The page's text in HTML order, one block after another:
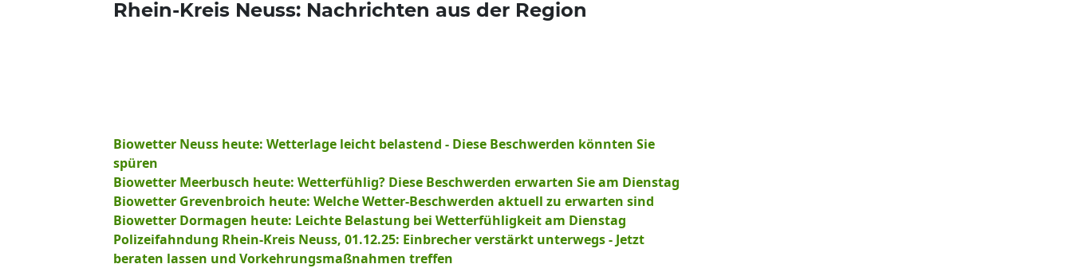
Rhein-Kreis Neuss: Nachrichten aus der Region
Biowetter Neuss heute: Wetterlage leicht belastend - Diese Beschwerden könnten Sie
spüren
Biowetter Meerbusch heute: Wetterfühlig? Diese Beschwerden erwarten Sie am Dienstag
Biowetter Grevenbroich heute: Welche Wetter-Beschwerden aktuell zu erwarten sind
Biowetter Dormagen heute: Leichte Belastung bei Wetterfühligkeit am Dienstag
Polizeifahndung Rhein-Kreis Neuss, 01.12.25: Einbrecher verstärkt unterwegs - Jetzt
beraten lassen und Vorkehrungsmaßnahmen treffen